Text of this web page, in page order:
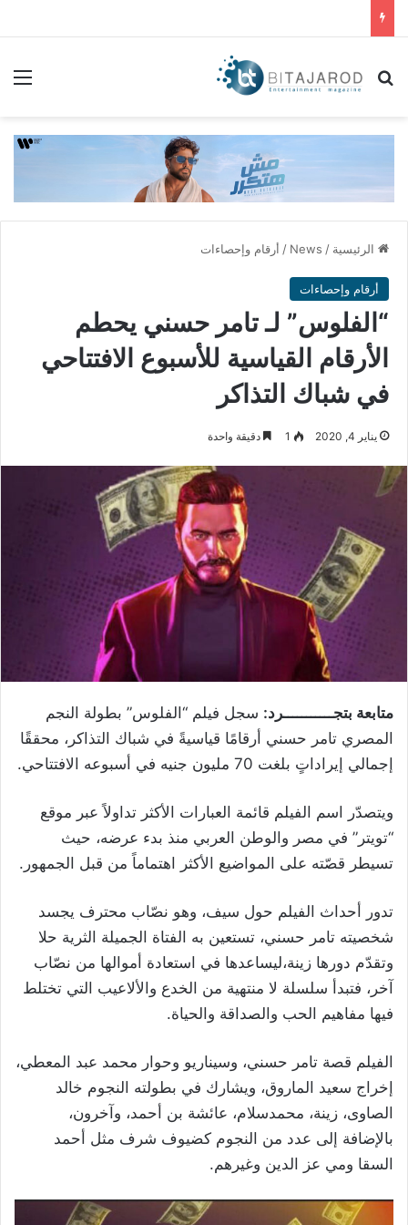
بحث عن
الرئيسية /
News
/ أرقام وإحصاءات
أرقام وإحصاءات
“الفلوس” لـ تامر حسني يحطم
الأرقام القياسية للأسبوع الافتتاحي
في شباك التذاكر
يناير 4, 2020 1 دقيقة واحدة
متابعة بتجـــــــــــرد: سجل فيلم “الفلوس” بطولة النجم
المصري تامر حسني أرقامًا قياسيةً في شباك التذاكر، محققًا
إجمالي إيراداتٍ بلغت 70 مليون جنيه في أسبوعه الافتتاحي.
ويتصدّر اسم الفيلم قائمة العبارات الأكثر تداولاً عبر موقع
“تويتر” في مصر والوطن العربي منذ بدء عرضه، حيث
تسيطر قصّته على المواضيع الأكثر اهتماماً من قبل الجمهور.
تدور أحداث الفيلم حول سيف، وهو نصّاب محترف يجسد
شخصيته تامر حسني، تستعين به الفتاة الجميلة الثرية حلا
وتقدّم دورها زينة،ليساعدها في استعادة أموالها من نصّاب
آخر، فتبدأ سلسلة لا منتهية من الخدع والألاعيب التي تختلط
فيها مفاهيم الحب والصداقة والحياة.
الفيلم قصة تامر حسني، وسيناريو وحوار محمد عبد المعطي،
إخراج سعيد الماروق، ويشارك في بطولته النجوم خالد
الصاوى، زينة، محمدسلام، عائشة بن أحمد، وآخرون،
بالإضافة إلى عدد من النجوم كضيوف شرف مثل أحمد
السقا ومي عز الدين وغيرهم.